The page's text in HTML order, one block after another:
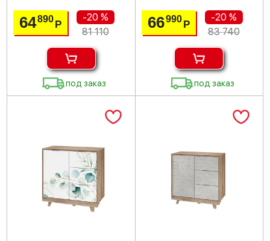
64890 Р
-20 %
81 110
под заказ
66990 Р
-20 %
83 740
под заказ